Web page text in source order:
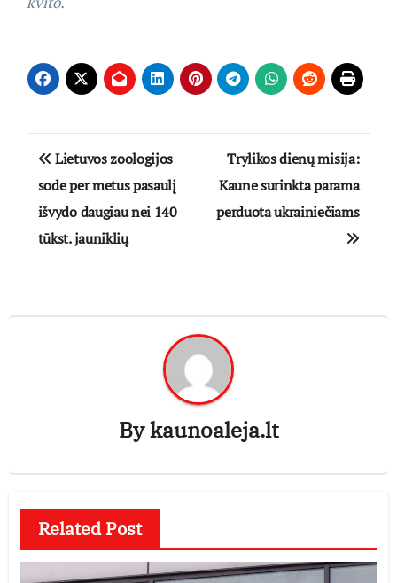
Navigacija
tarp
įrašų
Lietuvos zoologijos
sode per metus pasaulį
išvydo daugiau nei 140
tūkst. jauniklių
Trylikos dienų misija:
Kaune surinkta parama
perduota ukrainiečiams
Bykaunoaleja.lt
Related Post